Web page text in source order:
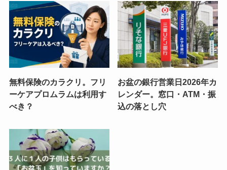
無料保険のカラクリ。フリ
ーケアプロムラムは利用す
べき？
お盆の銀行営業日2026年カ
レンダー。窓口・ATM・振
込の落とし穴